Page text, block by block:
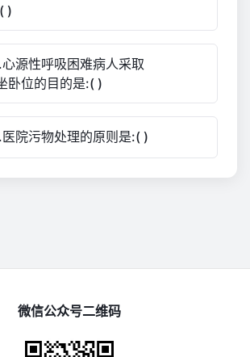
)
源性呼吸困难病人采取
卧位的目的是:( )
院污物处理的原则是:( )
微信公众号二维码